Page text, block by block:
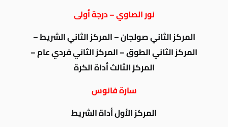
نور الصاوي – درجة أولى
المركز الثاني صولجان – المركز الثاني الشريط –
المركز الثاني الطوق – المركز الثاني فردي عام –
المركز الثالث أداة الكرة
سارة فانوس
المركز الأول أداة الشريط